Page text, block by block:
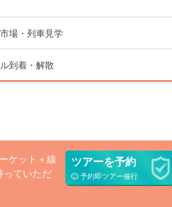
場・列車見学
到着・解散
ケット＋線
っていただ
ツアーを予約
予約即ツアー催行